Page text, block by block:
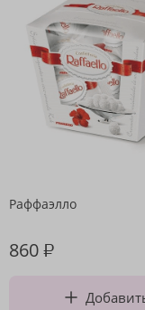
Раффаэлло
860₽